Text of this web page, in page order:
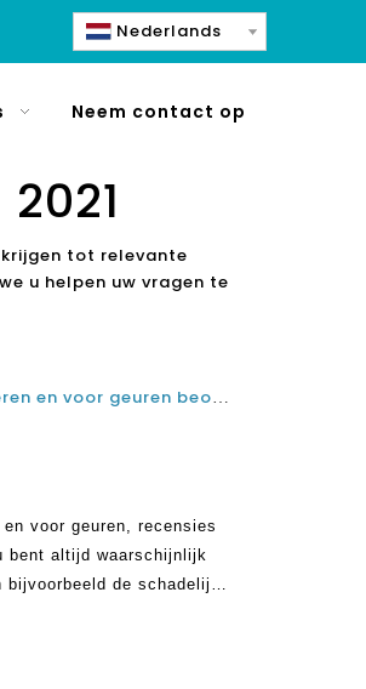
Nederlands
Neem contact op
tot relevante
u helpen uw vragen te
Beste luchtreinigers om keukengeuren te verwijderen en voor geuren beoordelingen in 2021
voor geuren, recensies
bent altijd waarschijnlijk
de schadelijke
com